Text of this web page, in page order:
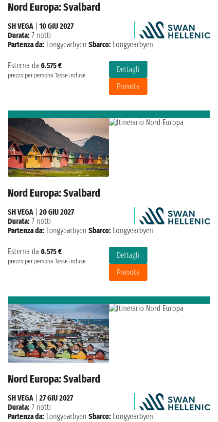
Nord Europa: Svalbard
Esterna da 6.575 €
prezzo per persona Tasse incluse
Dettagli
Prenota
SH VEGA| 10 GIU 2027
Durata: 7 notti
Partenza da: Longyearbyen Sbarco: Longyearbyen
Nord Europa: Svalbard
Esterna da 6.575 €
prezzo per persona Tasse incluse
Dettagli
Prenota
SH VEGA| 20 GIU 2027
Durata: 7 notti
Partenza da: Longyearbyen Sbarco: Longyearbyen
Nord Europa: Svalbard
SH VEGA| 27 GIU 2027
Durata: 7 notti
Partenza da: Longyearbyen Sbarco: Longyearbyen